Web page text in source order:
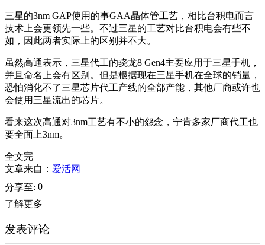
三星的3nm GAP使用的事GAA晶体管工艺，相比台积电而言
技术上会更领先一些。不过三星的工艺对比台积电会有些不
如，因此两者实际上的区别并不大。
虽然高通表示，三星代工的骁龙8 Gen4主要应用于三星手机，
并且命名上会有区别。但是根据现在三星手机在全球的销量，
恐怕消化不了三星芯片代工产线的全部产能，其他厂商或许也
会使用三星流出的芯片。
看来这次高通对3nm工艺有不小的怨念，宁肯多家厂商代工也
要全面上3nm。
全文完
文章来自： 爱活网
分享至: 0
了解更多
发表评论